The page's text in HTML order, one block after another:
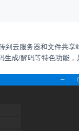
云服务器和文件共享
成/解码等特色功能